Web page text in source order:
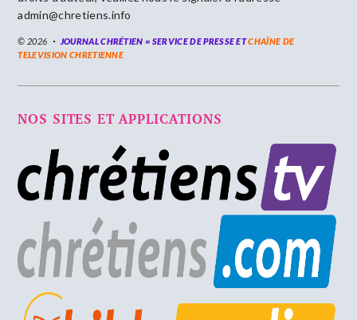
admin@chretiens.info
© 2026 JOURNAL CHRÉTIEN = SERVICE DE PRESSE ETCHAÎNE DE
TELEVISION CHRETIENNE
NOS SITES ET APPLICATIONS